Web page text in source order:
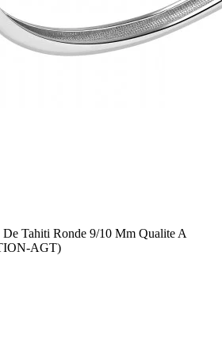
Tahiti Ronde 9/10 Mm Qualite A
AGT)